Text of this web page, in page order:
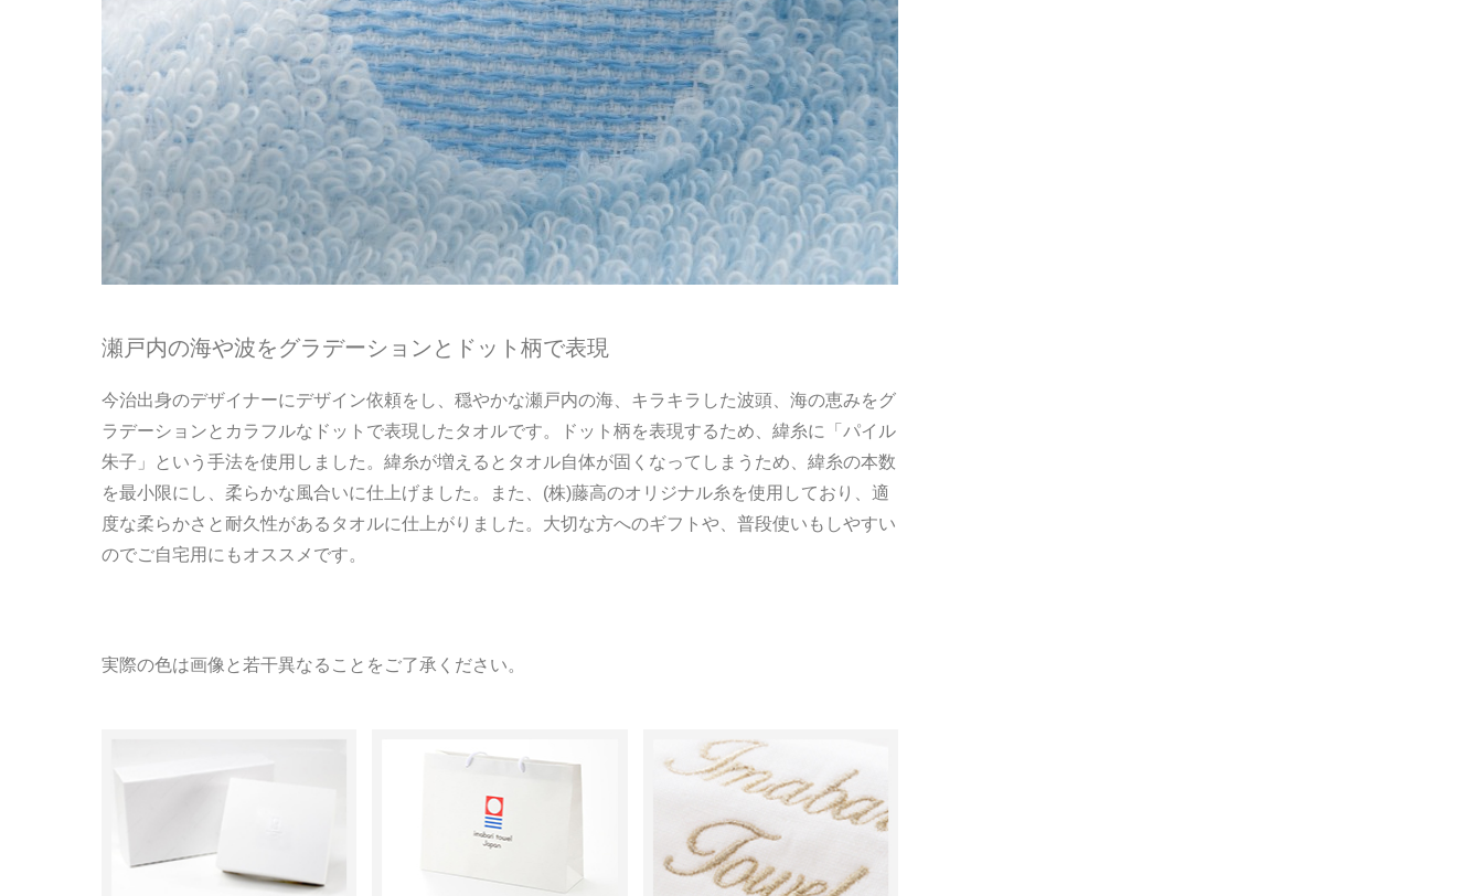
瀬戸内の海や波をグラデーションとドット柄で表現
今治出身のデザイナーにデザイン依頼をし、穏やかな瀬戸内の海、キラキラした波頭、海の恵みをグ
ラデーションとカラフルなドットで表現したタオルです。ドット柄を表現するため、緯糸に「パイル
朱子」という手法を使用しました。緯糸が増えるとタオル自体が固くなってしまうため、緯糸の本数
を最小限にし、柔らかな風合いに仕上げました。また、(株)藤高のオリジナル糸を使用しており、適
度な柔らかさと耐久性があるタオルに仕上がりました。大切な方へのギフトや、普段使いもしやすい
のでご自宅用にもオススメです。
実際の色は画像と若干異なることをご了承ください。